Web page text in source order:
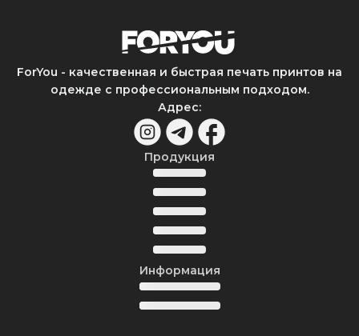
ForYou - качественная и быстрая печать принтов на
одежде с профессиональным подходом.
Адрес:
Продукция
Информация